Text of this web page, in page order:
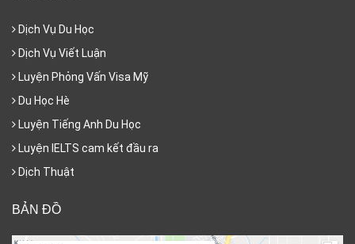
Dịch Vụ Du Học
Dịch Vụ Viết Luận
Luyện Phỏng Vấn Visa Mỹ
Du Học Hè
Luyện Tiếng Anh Du Học
Luyện IELTS cam kết đầu ra
Dịch Thuật
BẢN ĐỒ